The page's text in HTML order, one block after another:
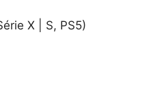
X | S, PS5)